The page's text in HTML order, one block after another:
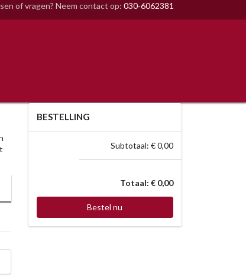
of vragen? Neem contact op: 030-6062381
BESTELLING
Subtotaal: € 0,00
Totaal: € 0,00
Bestel nu